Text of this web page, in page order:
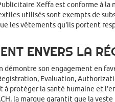
Xeffa est conforme à la
utilisés sont exempts de
les vêtements qu'ils portent
ENVERS LA
démontre son engagement en
Evaluation,
à protéger la santé humaine et
la marque garantit que la